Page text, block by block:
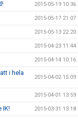
2015-05-19 10:36
2015-05-17 21:07
2015-05-13 22:20
2015-04-23 11:44
2015-04-14 10:16
i hela
2015-04-02 15:09
2015-04-01 13:59
IK! 2015-03-31 13:18